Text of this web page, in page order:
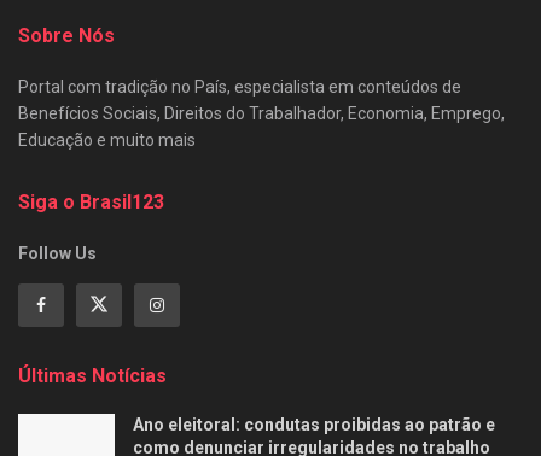
Sobre Nós
Portal com tradição no País, especialista em conteúdos de
Benefícios Sociais, Direitos do Trabalhador, Economia, Emprego,
Educação e muito mais
Siga o Brasil123
Follow Us
Últimas Notícias
Ano eleitoral: condutas proibidas ao patrão e
como denunciar irregularidades no trabalho